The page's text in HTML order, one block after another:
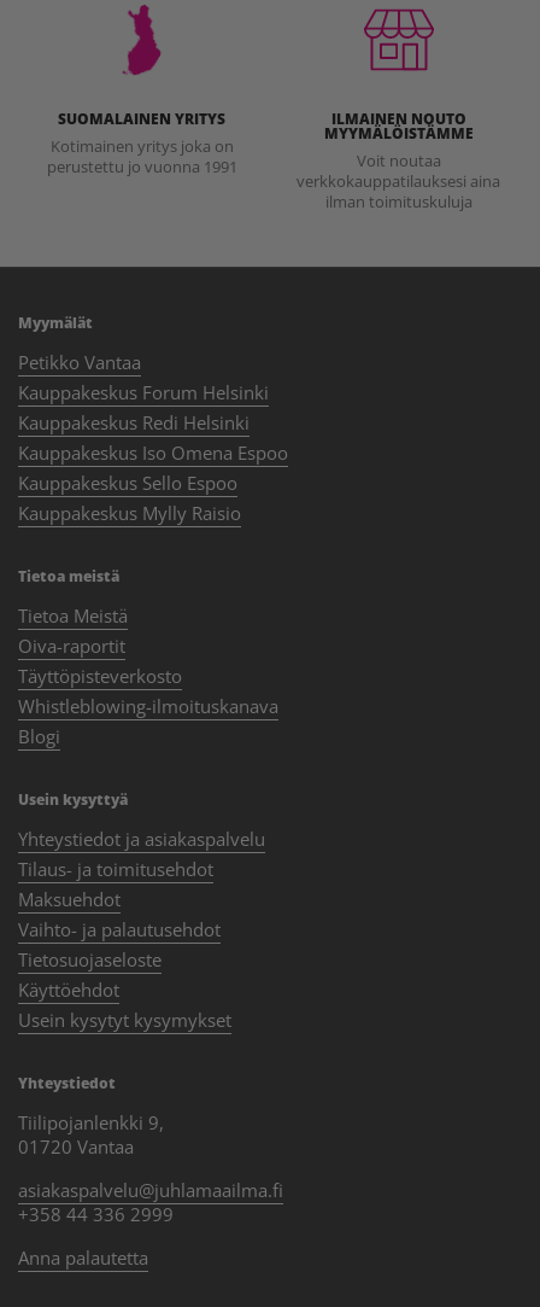
SUOMALAINEN YRITYS
Kotimainen yritys joka on
perustettu jo vuonna 1991
ILMAINEN NOUTO
MYYMÄLÖISTÄMME
Voit noutaa
verkkokauppatilauksesi aina
ilman toimituskuluja
Myymälät
Petikko Vantaa
Kauppakeskus Forum Helsinki
Kauppakeskus Redi Helsinki
Kauppakeskus Iso Omena Espoo
Kauppakeskus Sello Espoo
Kauppakeskus Mylly Raisio
Tietoa meistä
Tietoa Meistä
Oiva-raportit
Täyttöpisteverkosto
Whistleblowing-ilmoituskanava
Blogi
Usein kysyttyä
Yhteystiedot ja asiakaspalvelu
Tilaus- ja toimitusehdot
Maksuehdot
Vaihto- ja palautusehdot
Tietosuojaseloste
Käyttöehdot
Usein kysytyt kysymykset
Yhteystiedot
Tiilipojanlenkki 9,
01720 Vantaa
asiakaspalvelu@juhlamaailma.fi
+358 44 336 2999
Anna palautetta